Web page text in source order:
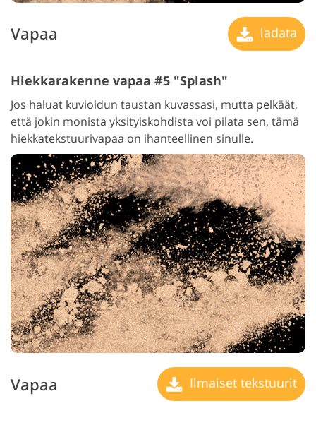
Vapaa ladata
Hiekkarakenne vapaa #5 "Splash"
Jos haluat kuvioidun taustan kuvassasi, mutta pelkäät,
että jokin monista yksityiskohdista voi pilata sen, tämä
hiekkatekstuurivapaa on ihanteellinen sinulle.
Vapaa Ilmaiset tekstuurit